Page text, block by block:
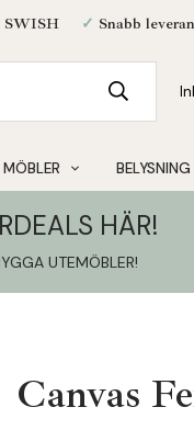
SWISH ✓ Snabb
MÖBLER BELYSNING
HÄR!
UTEMÖBLER!
Canvas